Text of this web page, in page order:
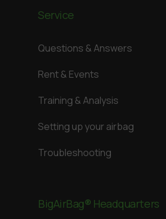
Service
Questions & Answers
Rent & Events
Training & Analysis
Setting up your airbag
Troubleshooting
BigAirBag® Headquarters